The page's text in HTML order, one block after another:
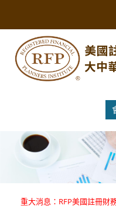
重大消息：RFP美國註冊財